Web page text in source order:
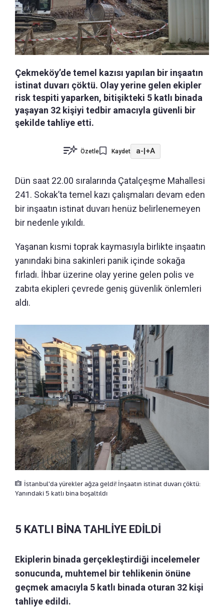
Çekmeköy’de temel kazısı yapılan bir inşaatın
istinat duvarı çöktü. Olay yerine gelen ekipler
risk tespiti yaparken, bitişikteki 5 katlı binada
yaşayan 32 kişiyi tedbir amacıyla güvenli bir
şekilde tahliye etti.
Özetle Kaydet a-|+A
Dün saat 22.00 sıralarında Çatalçeşme Mahallesi
241. Sokak’ta temel kazı çalışmaları devam eden
bir inşaatın istinat duvarı henüz belirlenemeyen
bir nedenle yıkıldı.
Yaşanan kısmi toprak kaymasıyla birlikte inşaatın
yanındaki bina sakinleri panik içinde sokağa
fırladı. İhbar üzerine olay yerine gelen polis ve
zabıta ekipleri çevrede geniş güvenlik önlemleri
aldı.
İstanbul'da yürekler ağza geldi! İnşaatın istinat duvarı çöktü:
Yanındaki 5 katlı bina boşaltıldı
5 KATLI BİNA TAHLİYE EDİLDİ
Ekiplerin binada gerçekleştirdiği incelemeler
sonucunda, muhtemel bir tehlikenin önüne
geçmek amacıyla 5 katlı binada oturan 32 kişi
tahliye edildi.